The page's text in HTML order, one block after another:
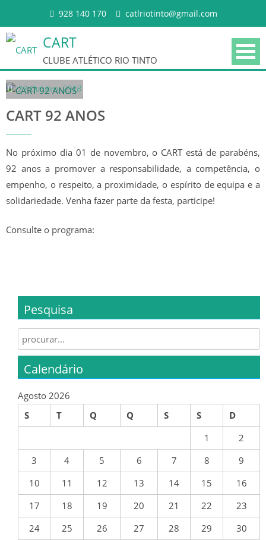
Skip to content928 140 170 catlriotinto@gmail.com
CART
CLUBE ATLÉTICO RIO TINTO
HISTÓRIA
BAR – CART
APOIOS / PARCEIROS
MAPA OCUPAÇÃO / HORÁRIOS
TREINOS
MANUAL ACOLHIMENTO E BOAS
PRÁTICAS
ÉPOCA 2024/25
SENIORES
ÉPOCA 2023/24
29 Outubro, 2018
CART 92 ANOS
No próximo dia 01 de novembro, o CART está de parabéns,
92 anos a promover a responsabilidade, a competência, o
empenho, o respeito, a proximidade, o espírito de equipa e a
solidariedade. Venha fazer parte da festa, participe!
Consulte o programa:
Pesquisa
Search for:
Calendário
Agosto 2026
S
T Q Q S S
D
1
2
3
4 5 6 7 8
9
10
11 12 13 14 15
16
17
18 19 20 21 22
23
24
25 26 27 28 29
30